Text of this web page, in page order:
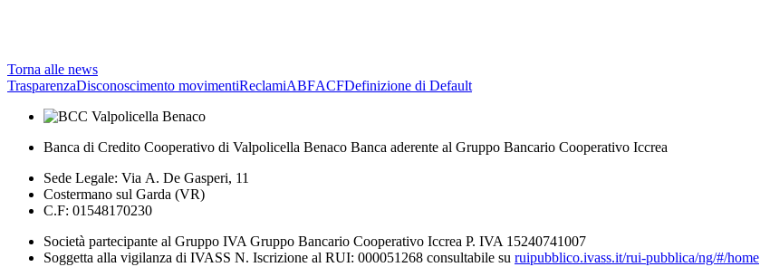
Torna alle news
TrasparenzaDisconoscimento movimentiReclamiABFACFDefinizione di Default
Banca di Credito Cooperativo di Valpolicella Benaco Banca aderente al Gruppo Bancario Cooperativo Iccrea
Sede Legale: Via A. De Gasperi, 11
Costermano sul Garda (VR)
C.F: 01548170230
Società partecipante al Gruppo IVA Gruppo Bancario Cooperativo Iccrea P. IVA 15240741007
Soggetta alla vigilanza di IVASS N. Iscrizione al RUI: 000051268 consultabile su ruipubblico.ivass.it/rui-pubblica/ng/#/home